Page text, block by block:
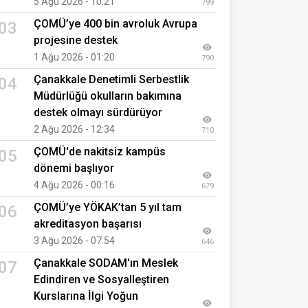
799
ÇOMÜ’ye 400 bin avroluk Avrupa
projesine destek
1 Ağu 2026 - 01:20 790
Çanakkale Denetimli Serbestlik
Müdürlüğü okulların bakımına
destek olmayı sürdürüyor
2 Ağu 2026 - 12:34 710
ÇOMÜ'de nakitsiz kampüs
dönemi başlıyor
4 Ağu 2026 - 00:16 679
ÇOMÜ’ye YÖKAK’tan 5 yıl tam
akreditasyon başarısı
3 Ağu 2026 - 07:54 646
Çanakkale SODAM'ın Meslek
Edindiren ve Sosyalleştiren
Kurslarına İlgi Yoğun